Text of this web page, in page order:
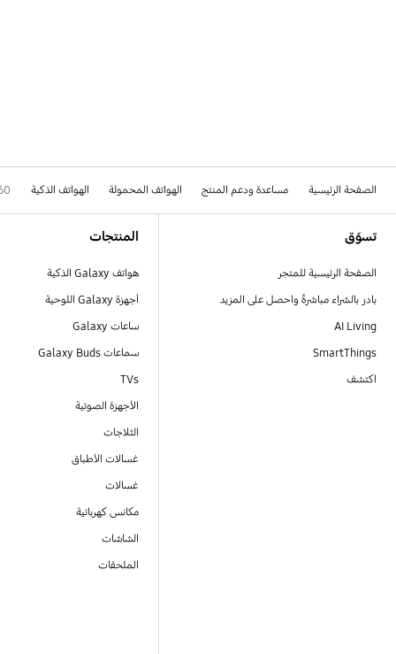
الصفحة الرئيسية مساعدة ودعم المنتج الهواتف المحمولة الهواتف الذكية
تسوّق
الصفحة الرئيسية للمتجر
بادر بالشراء مباشرةً واحصل على المزيد
AI Living
SmartThings
اكتشف
المنتجات
هواتف Galaxy الذكية
أجهزة Galaxy اللوحية
ساعات Galaxy
سماعات Galaxy Buds
TVs
الأجهزة الصوتية
الثلاجات
غسالات الأطباق
غسالات
مكانس كهربائية
الشاشات
الملحقات